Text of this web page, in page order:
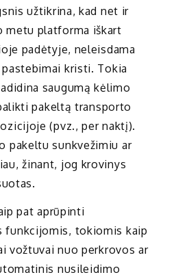
užtikrina, kad net ir
metu platforma iškart
padėtyje, neleisdama
kristi. Tokia
saugumą kėlimo
pakeltą transporto
(pvz., per naktį).
pakeltu sunkvežimiu ar
žinant, jog krovinys
pat aprūpinti
funkcijomis, tokiomis kaip
vožtuvai nuo perkrovos ar
nusileidimo